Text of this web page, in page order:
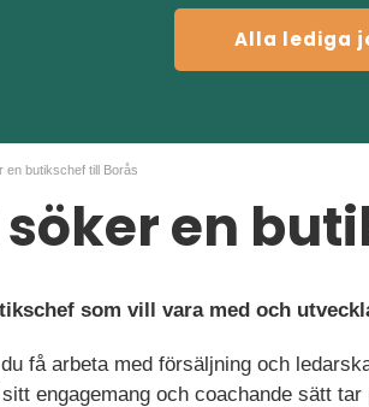
Alla lediga
en butikschef till Borås
en
som vill vara med och
få arbeta med försäljning och
engagemang och coachande sätt